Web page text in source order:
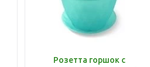
Розетта горшок с